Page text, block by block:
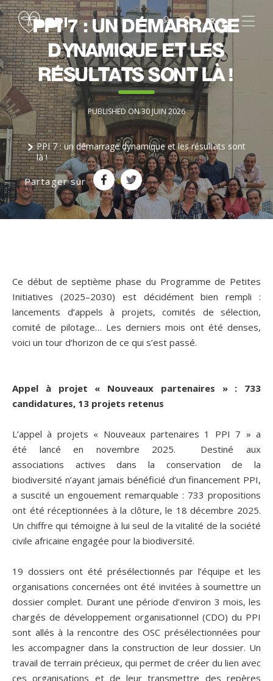
FR
PPI 7 : un démarrage
dynamique et les
résultats sont là !
PUBLISHED ON 30 JUIN 2026
PPI 7 : un démarrage dynamique et les résultats sont
là !
Partager sur
Ce début de septième phase du Programme de Petites
Initiatives (2025–2030) est décidément bien rempli :
lancements d’appels à projets, comités de sélection,
comité de pilotage… Les derniers mois ont été denses,
voici un tour d’horizon de ce qui s’est passé.
Appel à projet « Nouveaux partenaires » : 733
candidatures, 13 projets retenus
L’appel à projets « Nouveaux partenaires 1 PPI 7 » a
été lancé en novembre 2025. Destiné aux
associations actives dans la conservation de la
biodiversité n’ayant jamais bénéficié d’un financement PPI,
a suscité un engouement remarquable : 733 propositions
ont été réceptionnées à la clôture, le 18 décembre 2025.
Un chiffre qui témoigne à lui seul de la vitalité de la société
civile africaine engagée pour la biodiversité.
19 dossiers ont été présélectionnés par l’équipe et les
organisations concernées ont été invitées à soumettre un
dossier complet. Durant une période d’environ 3 mois, les
chargés de développement organisationnel (CDO) du PPI
sont allés à la rencontre des OSC présélectionnées pour
les accompagner dans la construction de leur dossier. Un
travail de terrain précieux, qui permet de créer du lien avec
ces organisations et de leur transmettre des repères